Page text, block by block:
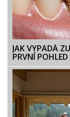
JAK VYPADÁ
PRVNÍ POHLED